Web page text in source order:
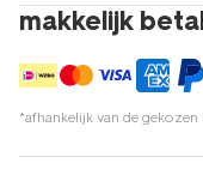
makkelijk
*afhankelijk van de